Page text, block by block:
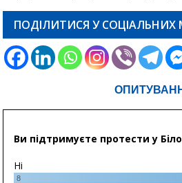
ПОДІЛИТИСЯ У СОЦІАЛЬНИХ
Ви підтримуєте протести у
Ні
8